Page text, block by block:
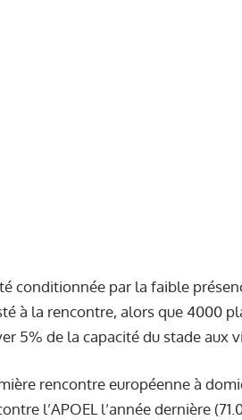
conditionnée par la faible
à la rencontre, alors que 4000
5% de la capacité du stade aux
rencontre européenne à
l’APOEL l’année dernière